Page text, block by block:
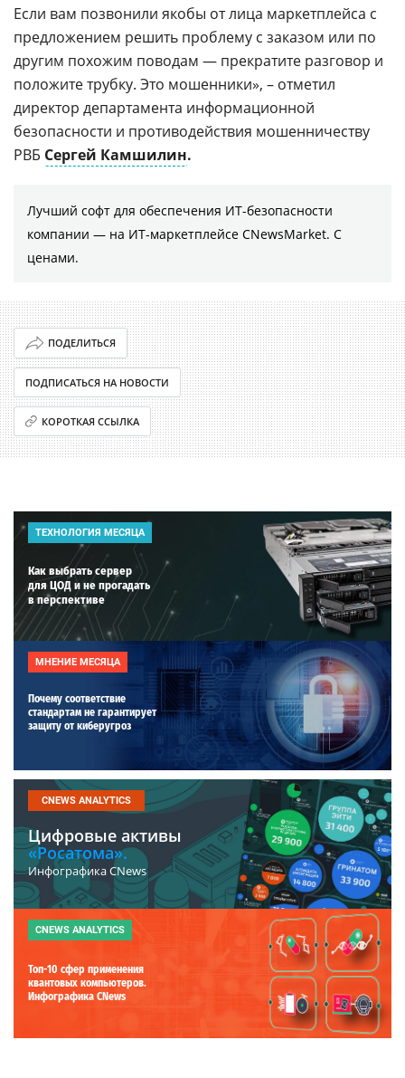
Если вам позвонили якобы от лица маркетплейса с
предложением решить проблему с заказом или по
другим похожим поводам — прекратите разговор и
положите трубку. Это мошенники», – отметил
директор департамента информационной
безопасности и противодействия мошенничеству
РВБ Сергей Камшилин.
Лучший софт для обеспечения ИТ-безопасности
компании ― на ИТ-маркетплейсе CNewsMarket. С
ценами.
ПОДЕЛИТЬСЯ
ПОДПИСАТЬСЯ НА НОВОСТИ
КОРОТКАЯ ССЫЛКА
ТЕХНОЛОГИЯ МЕСЯЦА
Как выбрать сервер
для ЦОД и не прогадать
в перспективе
МНЕНИЕ МЕСЯЦА
Почему соответствие
стандартам не гарантирует
защиту от киберугроз
CNEWS ANALYTICS
Цифровые активы
«Росатома».
Инфографика CNews
CNEWS ANALYTICS
Топ-10 сфер применения
квантовых компьютеров.
Инфографика CNews